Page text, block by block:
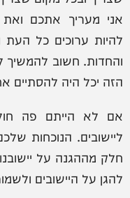
אני מעריך אתכם ואת
להיות ערוכים כל
והחדות. חשוב להמשיך
הזה יכל היה להסתיים
אם לא הייתם פה
ליישובים. הנוכחות
חלק מההגנה על
להגן על היישובים